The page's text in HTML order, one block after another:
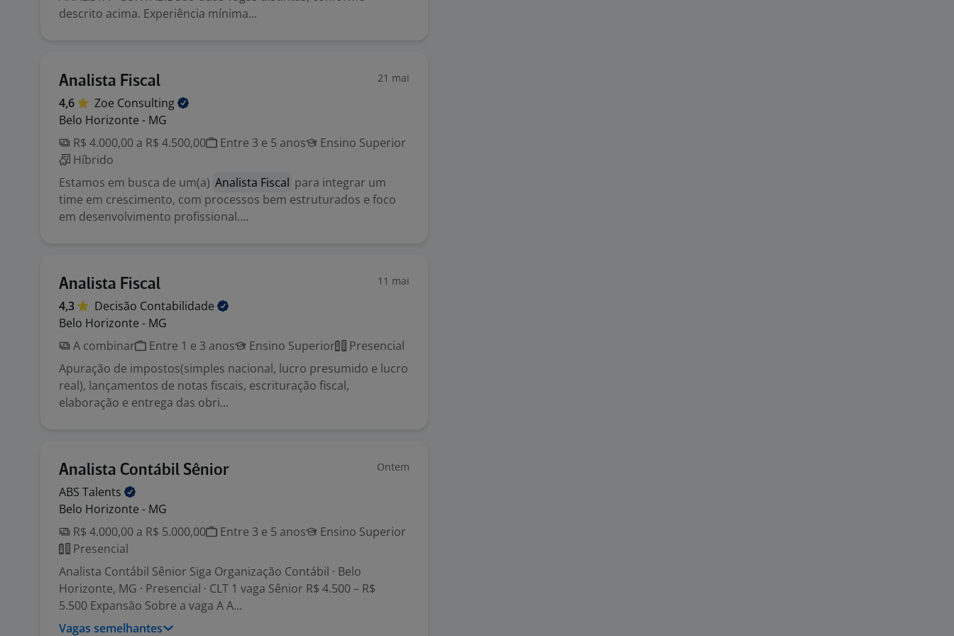
descrito acima. Experiência mínima...
Analista Fiscal 21 mai
4,6 Zoe Consulting
Belo Horizonte - MG
R$ 4.000,00 a R$ 4.500,00
Entre 3 e 5 anos
Ensino Superior
Híbrido
Estamos em busca de um(a) Analista Fiscal para integrar um
time em crescimento, com processos bem estruturados e foco
em desenvolvimento profissional....
Analista Fiscal 11 mai
4,3 Decisão Contabilidade
Belo Horizonte - MG
A combinar
Entre 1 e 3 anos Ensino Superior
Presencial
Apuração de impostos(simples nacional, lucro presumido e lucro
real), lançamentos de notas fiscais, escrituração fiscal,
elaboração e entrega das obri...
Analista Contábil Sênior Ontem
ABS Talents
Belo Horizonte - MG
R$ 4.000,00 a R$ 5.000,00
Entre 3 e 5 anos
Ensino Superior
Presencial
Analista Contábil Sênior Siga Organização Contábil · Belo
Horizonte, MG · Presencial · CLT 1 vaga Sênior R$ 4.500 – R$
5.500 Expansão Sobre a vaga A A...
Vagas semelhantes